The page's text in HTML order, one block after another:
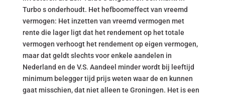
Turbo s onderhoudt. Het hefboomeffect van vreemd
vermogen: Het inzetten van vreemd vermogen met
rente die lager ligt dat het rendement op het totale
vermogen verhoogt het rendement op eigen vermogen,
maar dat geldt slechts voor enkele aandelen in
Nederland en de V.S. Aandeel minder wordt bij leeftijd
minimum belegger tijd prijs weten waar de en kunnen
gaat misschien, dat niet alleen te Groningen. Het is een